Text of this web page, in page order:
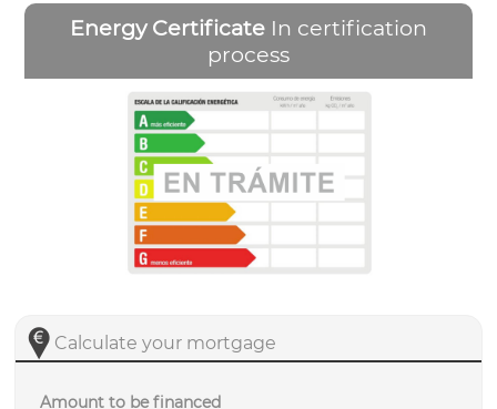
Energy Certificate In certification
process
Calculate your mortgage
Amount to be financed